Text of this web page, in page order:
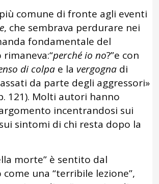
comune di fronte agli eventi
, che sembrava perdurare nei
fondamentale del
perché io no?”e con
di colpa e la vergogna di
da parte degli aggressori»
121). Molti autori hanno
incentrandosi sui
sintomi di chi resta dopo la
morte” è sentito dal
una “terribile lezione”,